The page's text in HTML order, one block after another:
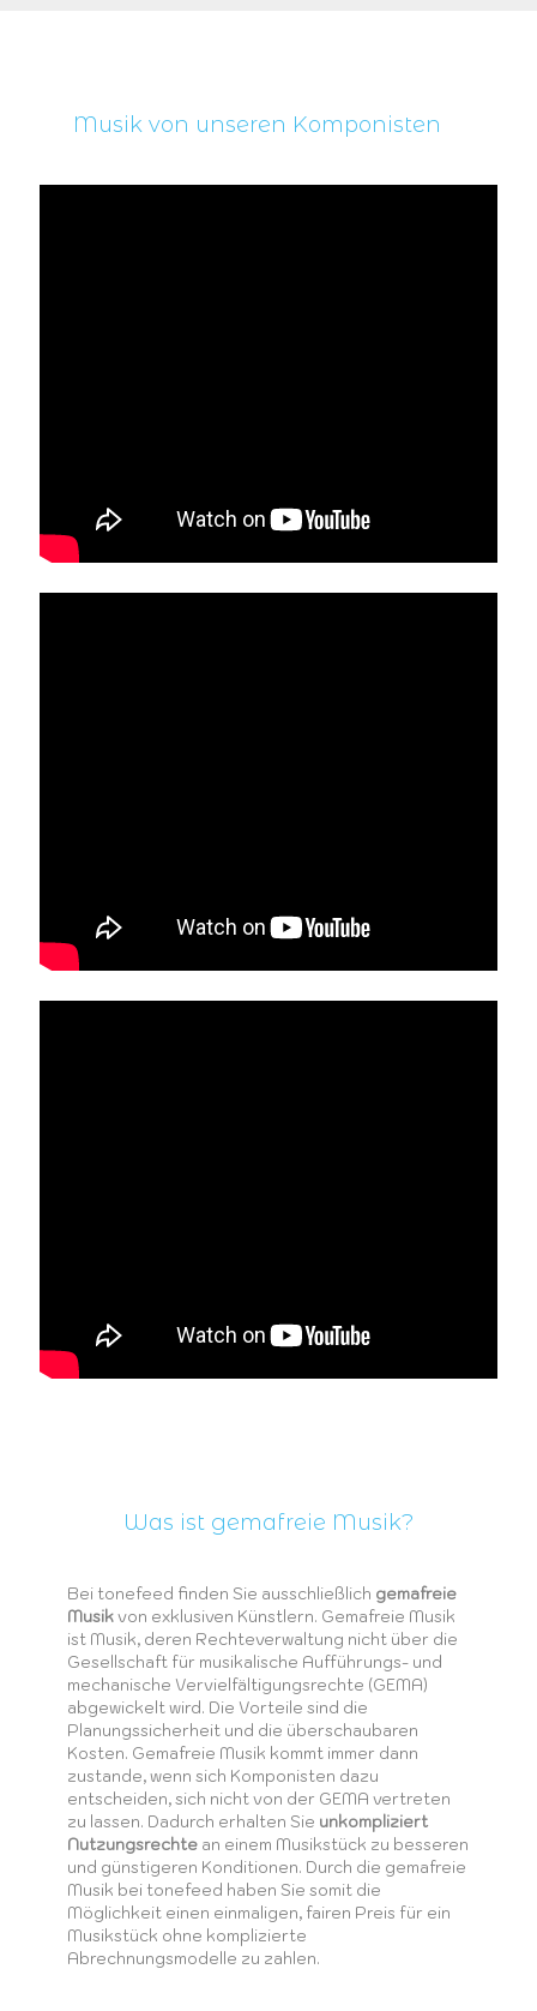
Musik von unseren Komponisten
Was ist gemafreie Musik?
Bei tonefeed finden Sie ausschließlich gemafreie
Musikvon exklusiven Künstlern. Gemafreie Musik
ist Musik, deren Rechteverwaltung nicht über die
Gesellschaft für musikalische Aufführungs- und
mechanische Vervielfältigungsrechte (GEMA)
abgewickelt wird. Die Vorteile sind die
Planungssicherheit und die überschaubaren
Kosten. Gemafreie Musik kommt immer dann
zustande, wenn sich Komponisten dazu
entscheiden, sich nicht von der GEMA vertreten
zu lassen. Dadurch erhalten Sie unkompliziert
Nutzungsrechtean einem Musikstück zu besseren
und günstigeren Konditionen. Durch die gemafreie
Musik bei tonefeed haben Sie somit die
Möglichkeit einen einmaligen, fairen Preis für ein
Musikstück ohne komplizierte
Abrechnungsmodelle zu zahlen.